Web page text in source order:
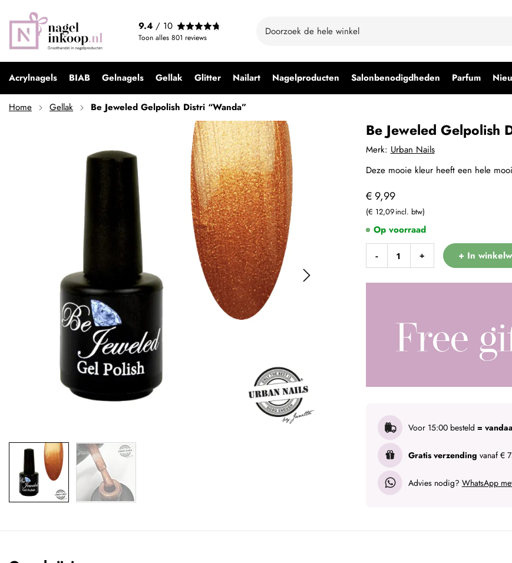
9.4 / 10
Toon alles 801 reviews
Acrylnagels BIAB Gelnagels Gellak Glitter Nailart Nagelproducten Salonbenodigdheden Parfum
Home Gellak Be Jeweled Gelpolish Distri “Wanda”
Be Jeweled Gelpolish
€ 9,99
€ 12,09
Be Jeweled Gelpolish Distri “Wanda”
€ 9,99
- + + In
Merk: Urban Nails
Voor 15:00 besteld =
Gratis verzending vanaf €
Advies nodig? WhatsApp
Op voorraad
Deze mooie kleur heeft een hele